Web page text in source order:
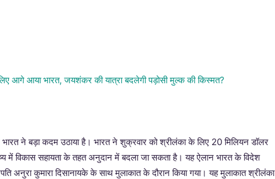
ने बड़ा कदम उठाया है। भारत ने शुक्रवार को श्रीलंका के लिए 20 मिलियन डॉलर
में विकास सहायता के तहत अनुदान में बदला जा सकता है। यह ऐलान भारत के विदेश
अनुरा कुमारा दिसानायके के साथ मुलाकात के दौरान किया गया। यह मुलाकात श्रीलंका